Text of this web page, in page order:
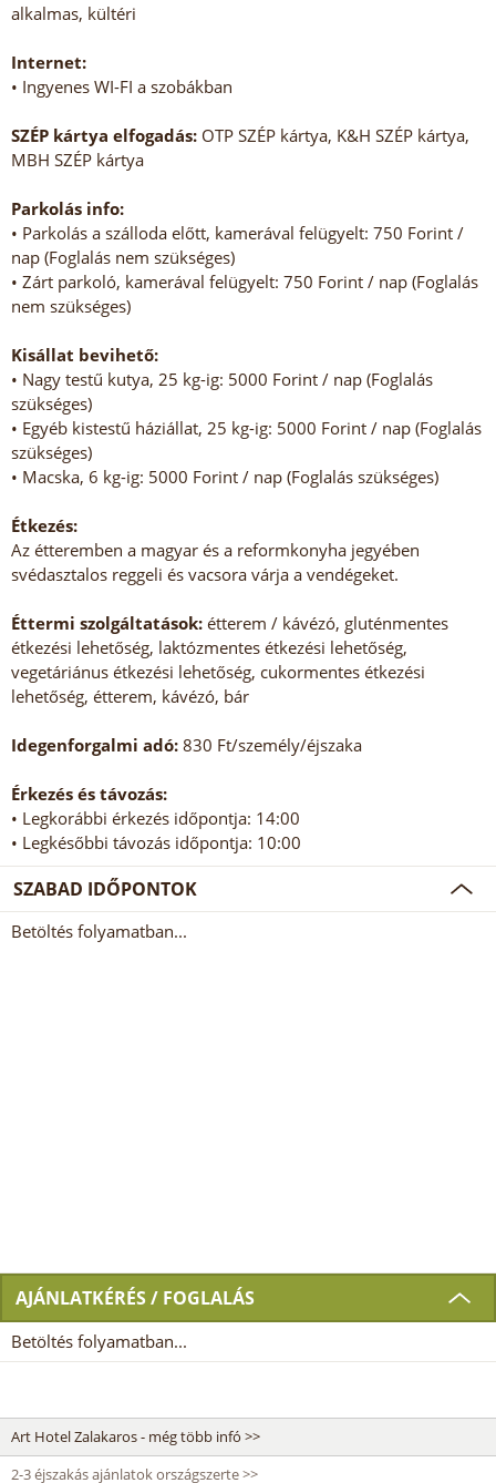
alkalmas, kültéri
Internet:
• Ingyenes WI-FI a szobákban
SZÉP kártya elfogadás: OTP SZÉP kártya, K&H SZÉP kártya,
MBH SZÉP kártya
Parkolás info:
• Parkolás a szálloda előtt, kamerával felügyelt: 750 Forint /
nap (Foglalás nem szükséges)
• Zárt parkoló, kamerával felügyelt: 750 Forint / nap (Foglalás
nem szükséges)
Kisállat bevihető:
• Nagy testű kutya, 25 kg-ig: 5000 Forint / nap (Foglalás
szükséges)
• Egyéb kistestű háziállat, 25 kg-ig: 5000 Forint / nap (Foglalás
szükséges)
• Macska, 6 kg-ig: 5000 Forint / nap (Foglalás szükséges)
Étkezés:
Az étteremben a magyar és a reformkonyha jegyében
svédasztalos reggeli és vacsora várja a vendégeket.
Éttermi szolgáltatások: étterem / kávézó, gluténmentes
étkezési lehetőség, laktózmentes étkezési lehetőség,
vegetáriánus étkezési lehetőség, cukormentes étkezési
lehetőség, étterem, kávézó, bár
Idegenforgalmi adó: 830 Ft/személy/éjszaka
Érkezés és távozás:
• Legkorábbi érkezés időpontja: 14:00
• Legkésőbbi távozás időpontja: 10:00
SZABAD IDŐPONTOK
Betöltés folyamatban...
AJÁNLATKÉRÉS / FOGLALÁS
Betöltés folyamatban...
Art Hotel Zalakaros - még több infó >>
2-3 éjszakás ajánlatok országszerte >>